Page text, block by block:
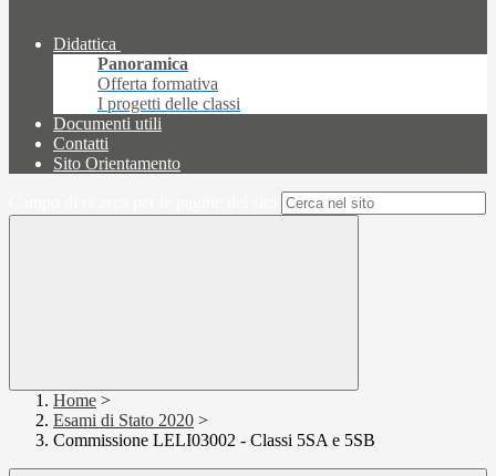
Didattica
Panoramica
Offerta formativa
I progetti delle classi
Documenti utili
Contatti
Sito Orientamento
Home >
Esami di Stato 2020 >
Commissione LELI03002 - Classi 5SA e 5SB